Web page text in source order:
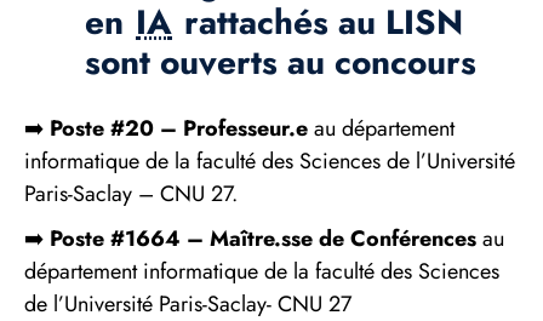
en IA rattachés au LISN
sont ouverts au concours
➡️ Poste #20 – Professeur.eau département
informatique de la faculté des Sciences de l’Université
Paris-Saclay – CNU 27.
➡️ Poste #1664 – Maître.sse de Conférencesau
département informatique de la faculté des Sciences
de l’Université Paris-Saclay- CNU 27